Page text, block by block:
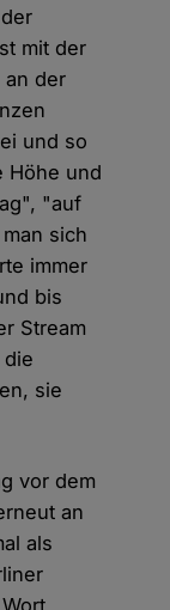
mit der
an der
und so
Höhe und
"auf
sich
immer
bis
Stream
sie
vor dem
an
als